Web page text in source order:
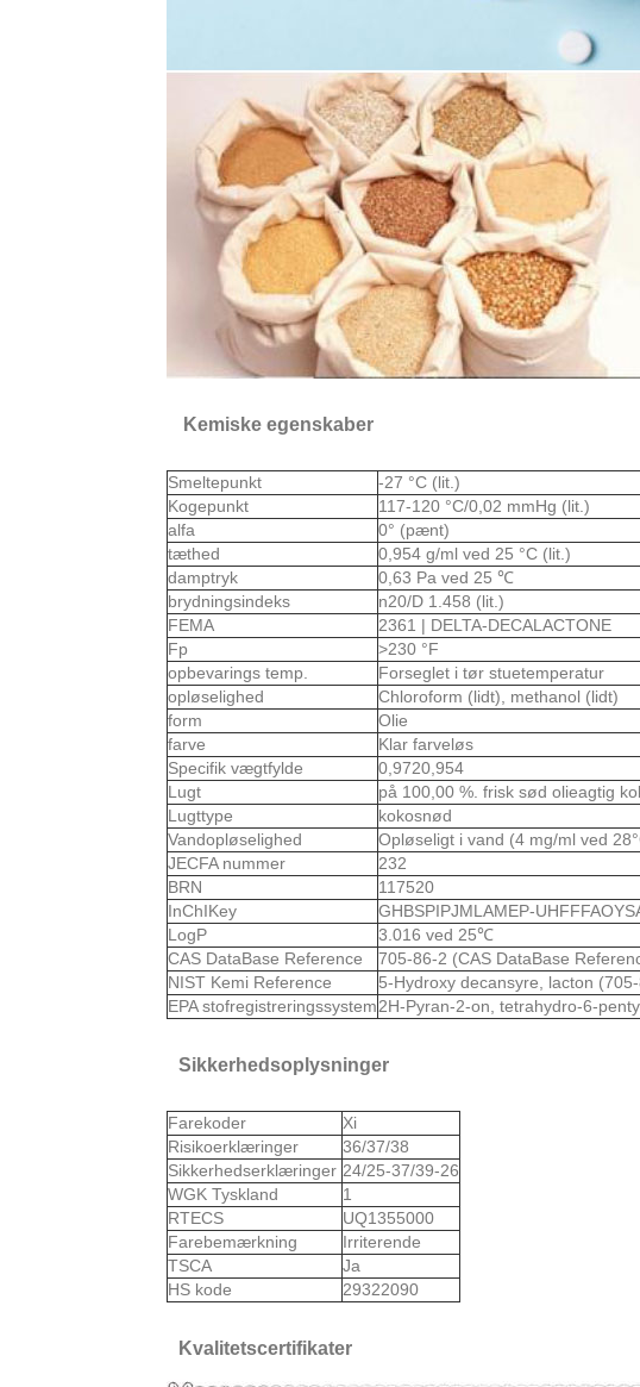
Kemiske egenskaber
Smeltepunkt
-27 °C (lit.)
Kogepunkt
117-120 °C/0,02 mmHg (lit.)
alfa
0° (pænt)
tæthed
0,954 g/ml ved 25 °C (lit.)
damptryk
0,63 Pa ved 25 ℃
brydningsindeks
n20/D 1.458 (lit.)
FEMA
2361 | DELTA-DECALACTONE
Fp
>230 °F
opbevarings temp.
Forseglet i tør stuetemperatur
opløselighed
Chloroform (lidt), methanol (lidt)
form
Olie
farve
Klar farveløs
Specifik vægtfylde
0,9720,954
Lugt
på 100,00 %. frisk sød olieagtig
Lugttype
kokosnød
Vandopløselighed
Opløseligt i vand (4 mg/ml ved
JECFA nummer
232
BRN
117520
InChIKey
GHBSPIPJMLAMEP-
LogP
3.016 ved 25℃
CAS DataBase Reference
705-86-2 (CAS DataBase
NIST Kemi Reference
5-Hydroxy decansyre, lacton
EPA stofregistreringssystem2H-Pyran-2-on, tetrahydro-6-
Sikkerhedsoplysninger
Farekoder
Xi
Risikoerklæringer
36/37/38
Sikkerhedserklæringer 24/25-37/39-26
WGK Tyskland
1
RTECS
UQ1355000
Farebemærkning
Irriterende
TSCA
Ja
HS kode
29322090
Kvalitetscertifikater